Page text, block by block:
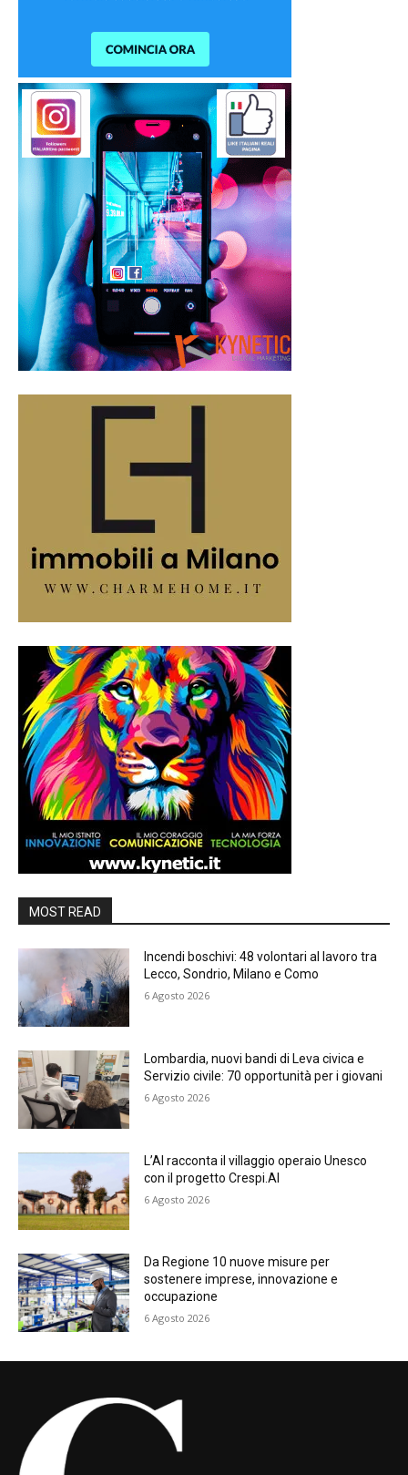
MOST READ
Incendi boschivi: 48 volontari al lavoro tra
Lecco, Sondrio, Milano e Como
6 Agosto 2026
Lombardia, nuovi bandi di Leva civica e
Servizio civile: 70 opportunità per i giovani
6 Agosto 2026
L’AI racconta il villaggio operaio Unesco
con il progetto Crespi.AI
6 Agosto 2026
Da Regione 10 nuove misure per
sostenere imprese, innovazione e
occupazione
6 Agosto 2026